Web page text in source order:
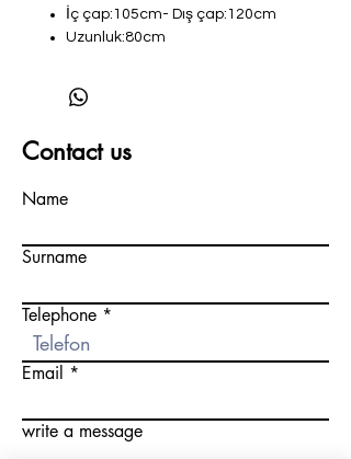
İç çap:105cm- Dış çap:120cm
Uzunluk:80cm
Ters dönse bile kırılmaz
Paslanmaz
özelliği olan Pongee-190T kumaş
Contact us
Name
Surname
Telephone
Email
write a message